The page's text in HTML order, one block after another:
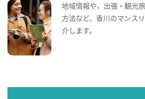
地域情報や、出張・観光
方法など、香川のマンス
介します。